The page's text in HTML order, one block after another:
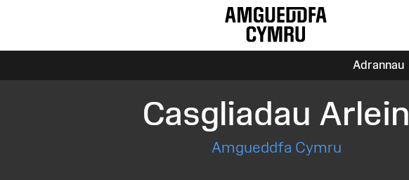
Adrannau
Casgliadau Arlein
Amgueddfa Cymru